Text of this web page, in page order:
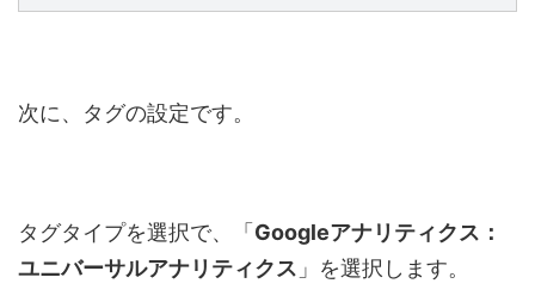
次に、タグの設定です。
タグタイプを選択で、「 Googleアナリティクス：
ユニバーサルアナリティクス 」を選択します。